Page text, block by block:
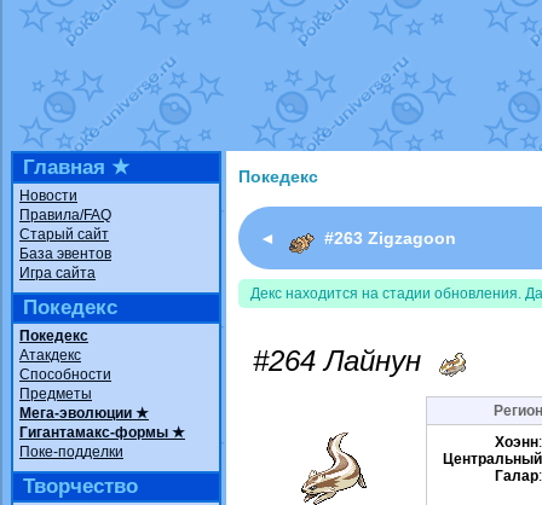
Недовольный котомангуст
от
The Dark Wishmakerот Randomon в
в
ilovearceus
Raging Boltот GraceDaFox
в
Shadow mismagius от
в
художник
от vicavica в фанарте.
Главная ★
Новости
Правила/FAQ
Старый сайт
База эвентов
Игра сайта
Покедекс
Покедекс
Атакдекс
Способности
Предметы
Мега-эволюции ★
Гигантамакс-формы ★
Поке-подделки
Творчество
Покедекс
◄ #263 Zigzagoon
Декс находится на стадии обновления.
#264 Лайнун
Хоэнн
Галар